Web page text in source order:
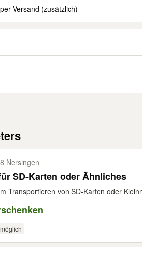
Versand (zusätzlich)
Nersingen
SD-Karten oder Ähnliches
Transportieren von SD-Karten oder